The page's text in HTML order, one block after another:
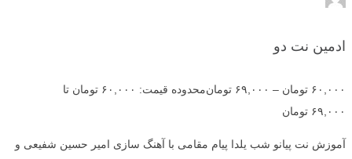
ادمین نت دو
۶۰,۰۰۰ تومان – ۶۹,۰۰۰ تومان
محدوده قیمت: ۶۰,۰۰۰ تومان تا
۶۹,۰۰۰ تومان
آموزش نت پیانو شب یلدا پیام مقامی با آهنگ سازی امیر حسین شفیعی و